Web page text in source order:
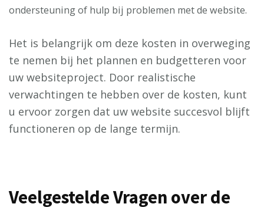
ondersteuning of hulp bij problemen met de website.
Het is belangrijk om deze kosten in overweging
te nemen bij het plannen en budgetteren voor
uw websiteproject. Door realistische
verwachtingen te hebben over de kosten, kunt
u ervoor zorgen dat uw website succesvol blijft
functioneren op de lange termijn.
Veelgestelde Vragen over de